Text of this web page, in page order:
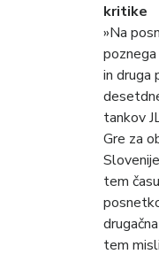
kritike
»Na
in druga
tankov
Gre za
tem
tem